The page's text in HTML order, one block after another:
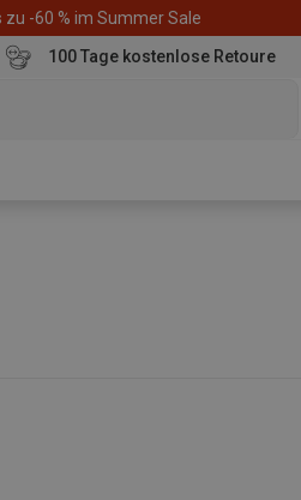
-60 % im Summer Sale
100 Tage kostenlose Retoure